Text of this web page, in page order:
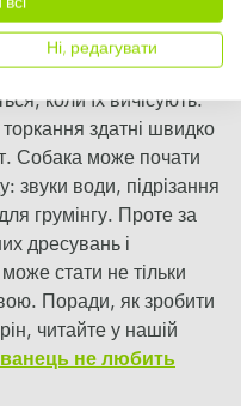
коли їх вичісують.
торкання здатні швидко
Собака може почати
звуки води, підрізання
для грумінгу. Проте за
дресувань і
стати не тільки
Поради, як зробити
читайте у нашій
не любить
Ні, редагувати